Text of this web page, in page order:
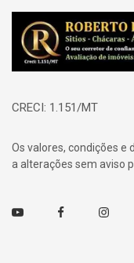
Página inicial
CRECI: 1.151/MT
Os valores, condições e
a alterações sem aviso
Youtube Facebook